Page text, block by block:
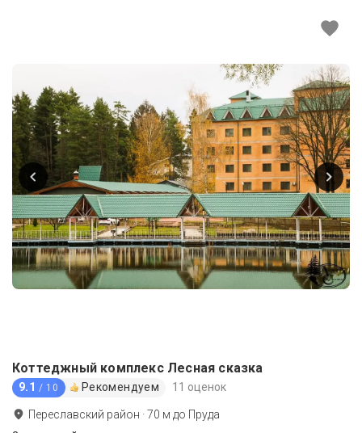
Коттеджный комплекс Лесная сказка
9.1 / 10 Рекомендуем 11 оценок
Переславский район ·70 м до Пруда